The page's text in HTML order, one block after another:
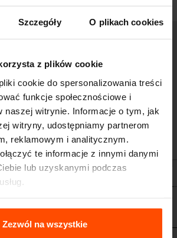
Szczegóły O plikach cookies
z plików cookie
cookie do spersonalizowania treści
funkcje społecznościowe i
naszej witrynie. Informacje o tym, jak
witryny, udostępniamy partnerom
reklamowym i analitycznym.
te informacje z innymi danymi
lub uzyskanymi podczas
znaleźć na stroniePrinciples
Personal Data
Zezwól na wszystkie
stożka